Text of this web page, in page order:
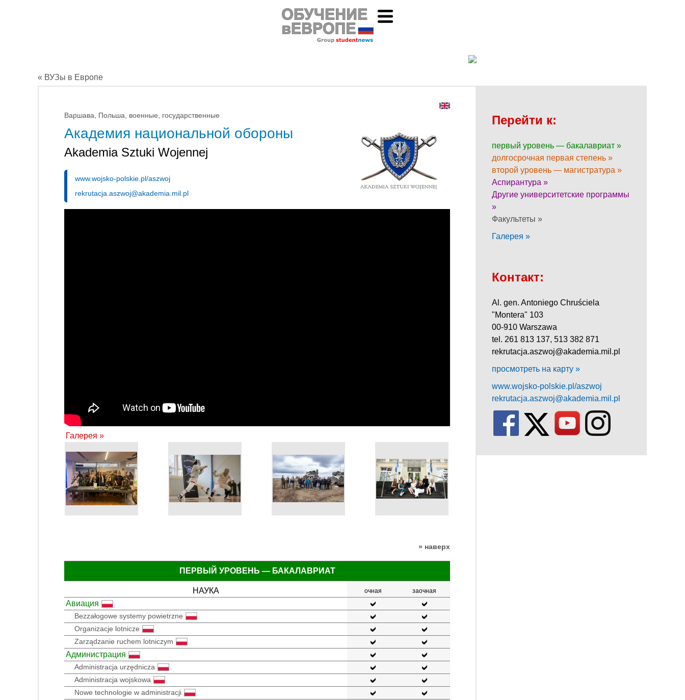
« ВУЗы в Европе
Варшава, Польша, военные, государственные
Академия национальной обороны
Akademia Sztuki Wojennej
www.wojsko-polskie.pl/aszwoj
rekrutacja.aszwoj@akademia.mil.pl
Галерея »
» наверх
ПЕРВЫЙ УРОВЕНЬ — БАКАЛАВРИАТ
НАУКА очная заочная
Авиация
Bezzałogowe systemy powietrzne
Organizacje lotnicze
Zarządzanie ruchem lotniczym
Администрация
Administracja urzędnicza
Administracja wojskowa
Nowe technologie w administracji
Перейти к:
первый уровень — бакалавриат »
долгосрочная первая степень »
второй уровень — магистратура »
Аспирантура »
Другие университетские программы
»
Факультеты »
Галерея »
Контакт:
Al. gen. Antoniego Chruściela
"Montera" 103
00-910 Warszawa
tel. 261 813 137, 513 382 871
rekrutacja.aszwoj@akademia.mil.pl
просмотреть на карту »
www.wojsko-polskie.pl/aszwoj
rekrutacja.aszwoj@akademia.mil.pl